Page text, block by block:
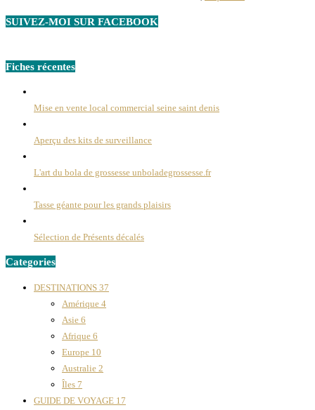
SUIVEZ-MOI SUR FACEBOOK
Fiches récentes
Mise en vente local commercial seine saint denis
Aperçu des kits de surveillance
L'art du bola de grossesse unboladegrossesse.fr
Tasse géante pour les grands plaisirs
Sélection de Présents décalés
Categories
DESTINATIONS 37
Amérique 4
Asie 6
Afrique 6
Europe 10
Australie 2
Îles 7
GUIDE DE VOYAGE 17